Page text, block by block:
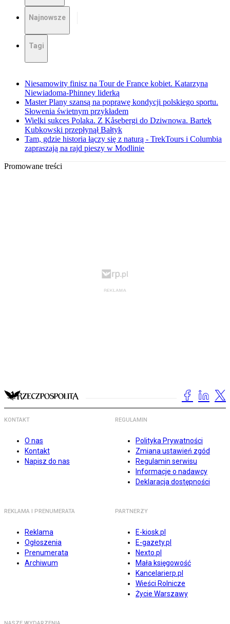
Najnowsze
Tagi
Niesamowity finisz na Tour de France kobiet. Katarzyna
Niewiadoma-Phinney liderką
Master Plany szansą na poprawę kondycji polskiego sportu.
Słowenia świetnym przykładem
Wielki sukces Polaka. Z Kåsebergi do Dziwnowa. Bartek
Kubkowski przepłynął Bałtyk
Tam, gdzie historia łączy się z naturą - TrekTours i Columbia
zapraszają na rajd pieszy w Modlinie
Promowane treści
KONTAKT
O nas
Kontakt
Napisz do nas
REGULAMIN
Polityka Prywatności
Zmiana ustawień zgód
Regulamin serwisu
Informacje o nadawcy
Deklaracja dostępności
REKLAMA I PRENUMERATA
Reklama
Ogłoszenia
Prenumerata
Archiwum
PARTNERZY
E-kiosk.pl
E-gazety.pl
Nexto.pl
Mała księgowość
Kancelarierp.pl
Wieści Rolnicze
Życie Warszawy